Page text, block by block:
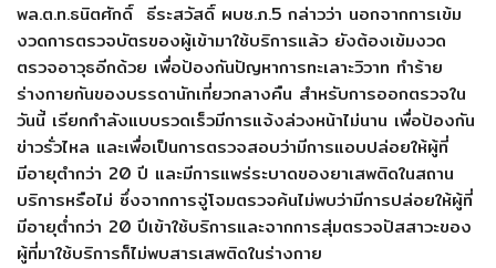
พล.ต.ท.ธนิตศักดิ์ ธีระสวัสดิ์ ผบช.ภ.5 กล่าวว่า นอกจากการเข้ม
งวดการตรวจบัตรของผู้เข้ามาใช้บริการแล้ว ยังต้องเข้มงวด
ตรวจอาวุธอีกด้วย เพื่อป้องกันปัญหาการทะเลาะวิวาท ทำร้าย
ร่างกายกันของบรรดานักเที่ยวกลางคืน สำหรับการออกตรวจใน
วันนี้ เรียกกำลังแบบรวดเร็วมีการแจ้งล่วงหน้าไม่นาน เพื่อป้องกัน
ข่าวรั่วไหล และเพื่อเป็นการตรวจสอบว่ามีการแอบปล่อยให้ผู้ที่
มีอายุตำกว่า 20 ปี และมีการแพร่ระบาดของยาเสพติดในสถาน
บริการหรือไม่ ซึ่งจากการจู่โจมตรวจค้นไม่พบว่ามีการปล่อยให้ผู้ที่
มีอายุต่ำกว่า 20 ปีเข้าใช้บริการและจากการสุ่มตรวจปัสสาวะของ
ผู้ที่มาใช้บริการก็ไม่พบสารเสพติดในร่างกาย